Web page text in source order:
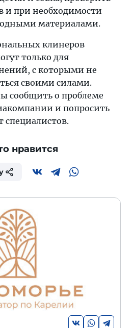
и при необходимости
материалами.
клинеров
только для
с которыми не
своими силами.
сообщить о проблеме
и попросить
специалистов.
нравится